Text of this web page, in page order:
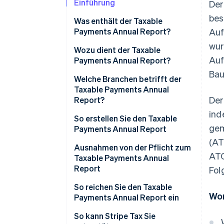
Einführung
Was enthält der Taxable
Payments Annual Report?
Wozu dient der Taxable
Payments Annual Report?
Steuerkonformität verbessern
Steuerhinterziehung
abschrecken
Gerechtigkeit im Steuersystem
gewährleisten
Hilfe bei Prüfungs- und
Durchsetzungsmaßnahmen
Erfassung von Daten für die
Wirtschaftsanalyse
Welche Branchen betrifft der
Taxable Payments Annual
Report?
Obligatorische Branchen
Branchen mit bedingten TPAR-
Anforderungen
TPAR-Anforderungen für
ausländische Unternehmen
So erstellen Sie den Taxable
Payments Annual Report
Schritt 1: Zu meldende
Zahlungen an
Auftragnehmer/innen
Schritt 2: Summen berechnen
Ausnahmen von der Pflicht zum
Taxable Payments Annual
Report
Häufige TPAR-Ausnahmen für
die meisten Unternehmen
Ausgenommene
So reichen Sie den Taxable
Payments Annual Report ein
Reichen Sie Ihren TPAR
So kann Stripe Tax Sie